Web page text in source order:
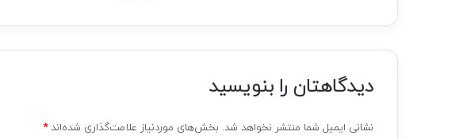
دیدگاهتان را بنویسید
نشانی ایمیل شما منتشر نخواهد شد. بخش‌های موردنیاز علامت‌گذاری شده‌اند*